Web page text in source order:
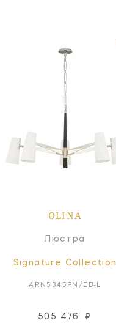
OLINA
Люстра
Signature Collection
ARN5345PN/EB-L
505 476 ₽